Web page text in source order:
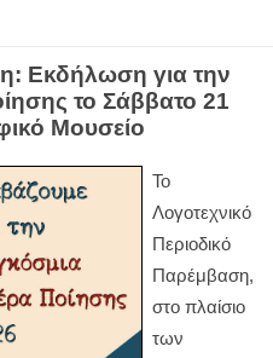
Εκδήλωση για την
το Σάββατο 21
Μουσείο
Το
Λογοτεχνικό
Περιοδικό
Παρέμβαση,
στο πλαίσιο
των